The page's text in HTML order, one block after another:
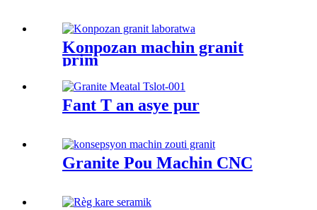
Konpozan machin granit
prim
Fant T an asye pur
Granite Pou Machin CNC